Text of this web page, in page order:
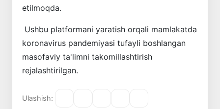
etilmoqda.
Ushbu platformani yaratish orqali mamlakatda
koronavirus pandemiyasi tufayli boshlangan
masofaviy ta'limni takomillashtirish
rejalashtirilgan.
Ulashish: